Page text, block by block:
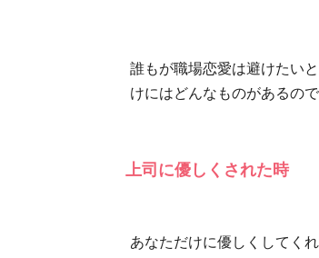
誰もが職場恋愛は避けたい
けにはどんなものがあるの
上司に優しくされた時
あなただけに優しくしてく